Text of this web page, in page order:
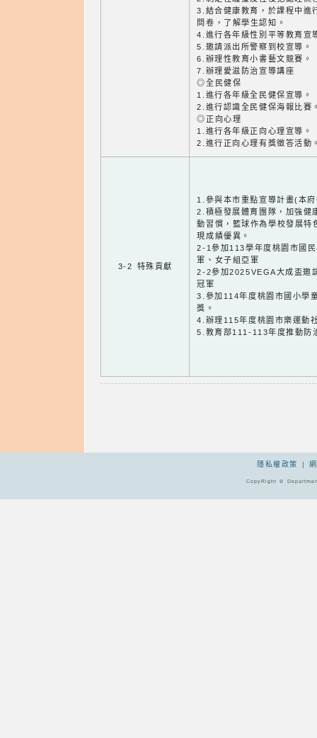
3.結合健康教育，於課程中進
問卷，了解學生認知。
4.進行各年級性別平等教育宣
5.邀請派出所警察到校宣導。
6.辦理性教育小書藝文競賽。
7.辦理愛滋防治宣導講座
◎全民健保
1.進行各年級全民健保宣導。
2.進行認識全民健保海報比賽
◎正向心理
1.進行各年級正向心理宣導。
2.進行正向心理有獎徵答活動
3-2 特殊貢獻
1.參與本市重點宣導計畫(本
2.積極發展體育團隊，加強健
動習慣，籃球作為學校發展特
現成績優異。
2-1參加113學年度桃園市國
軍、女子組亞軍
2-2參加2025VEGA大成盃邀
冠軍
3.參加114年度桃園市國小學
獎。
4.辦理115年度桃園市樂運動
5.教育部111-113年度推動防
隱私權政策 |
CopyRight ©